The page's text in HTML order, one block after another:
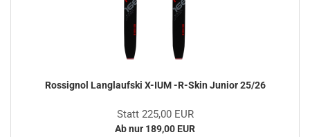
Rossignol Langlaufski X-IUM -R-Skin Junior 25/26
Statt 225,00 EUR
Ab nur 189,00 EUR